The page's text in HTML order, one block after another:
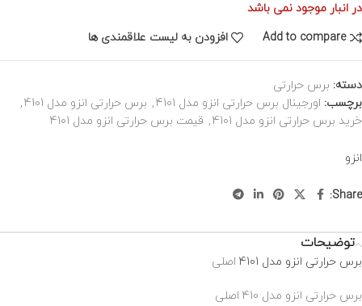
در انبار موجود نمی باشد
Add to compare
افزودن به لیست علاقمندی ها
دسته: برس حرارتی
برچسب: اورجینال برس حرارتی انزو مدل 4101 , برس حرارتی انزو مدل 4101
,
خرید برس حرارتی انزو مدل 4101
, قیمت برس حرارتی انزو مدل 4101
انزو
Share:
توضیحات
برس حرارتی انزو مدل 4101 اصلی
برس حرارتی انزو مدل 410 اصلی